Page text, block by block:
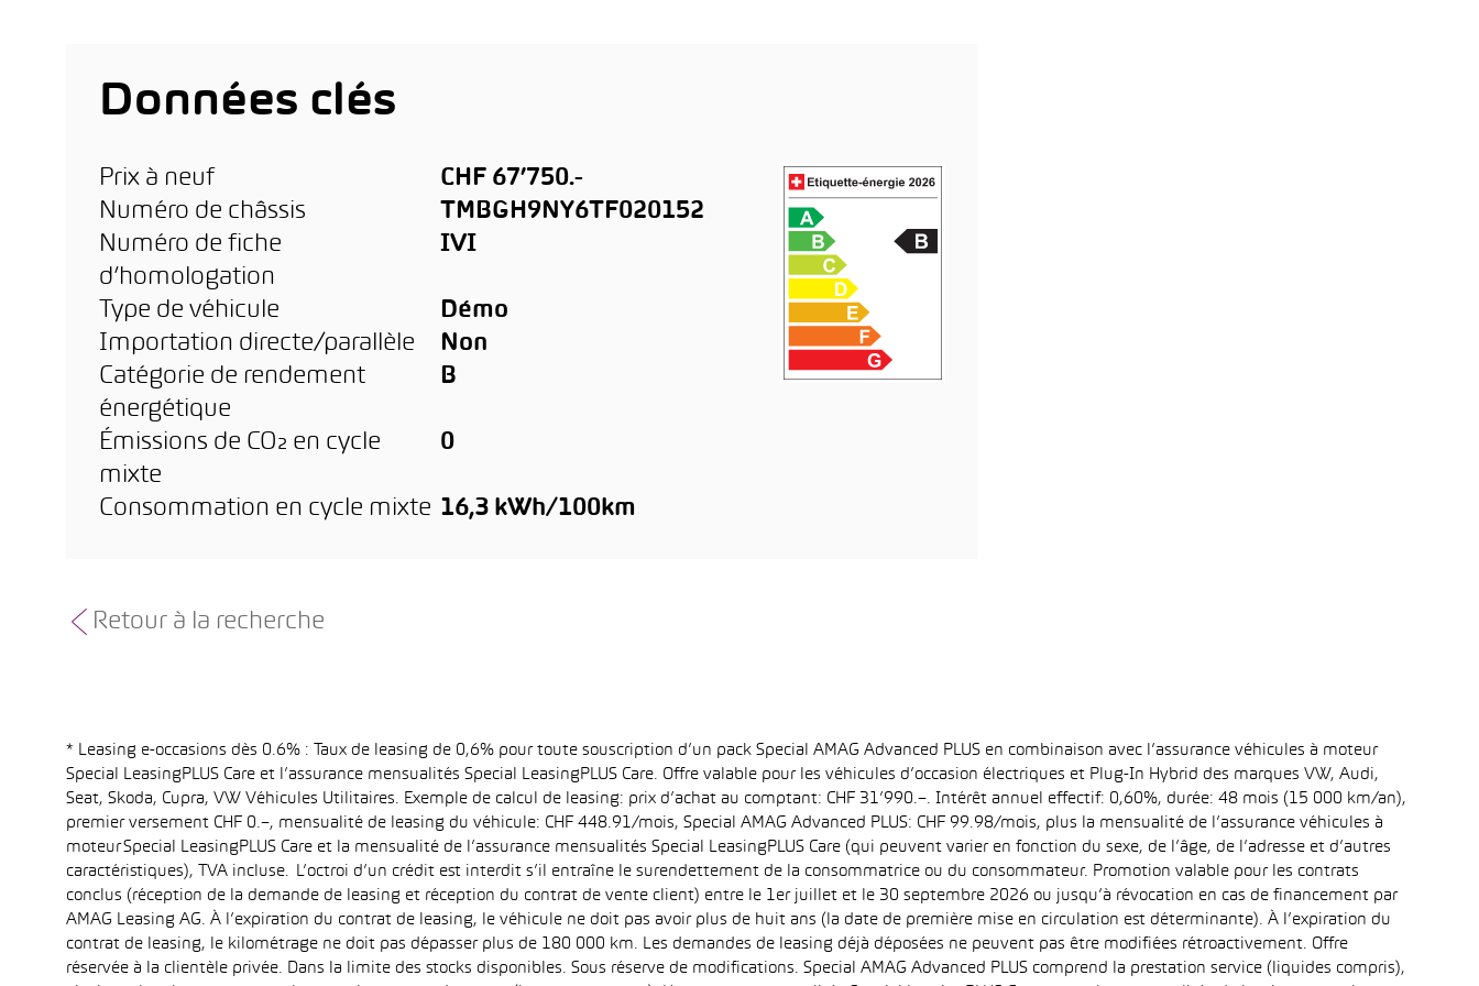
Données clés
Prix à neuf
CHF 67’750.-
Numéro de châssis
TMBGH9NY6TF020152
Numéro de fiche
d’homologation
IVI
Type de véhicule
Démo
Importation directe/parallèle
Non
Catégorie de rendement
énergétique
B
Émissions de CO₂ en cycle
mixte
0
Consommation en cycle mixte 16,3 kWh/100km
Retour à la recherche
* Leasing e-occasions dès 0.6% : Taux de leasing de 0,6% pour toute souscription d’un pack Special AMAG Advanced PLUS en combinaison avec l’assurance véhicules à moteur
Special LeasingPLUS Care et l’assurance mensualités Special LeasingPLUS Care. Offre valable pour les véhicules d’occasion électriques et Plug-In Hybrid des marques VW, Audi,
Seat, Skoda, Cupra, VW Véhicules Utilitaires. Exemple de calcul de leasing: prix d’achat au comptant: CHF 31’990.–. Intérêt annuel effectif: 0,60%, durée: 48 mois (15 000 km/an),
premier versement CHF 0.–, mensualité de leasing du véhicule: CHF 448.91/mois, Special AMAG Advanced PLUS: CHF 99.98/mois, plus la mensualité de l’assurance véhicules à
moteur Special LeasingPLUS Care et la mensualité de l’assurance mensualités Special LeasingPLUS Care (qui peuvent varier en fonction du sexe, de l’âge, de l’adresse et d’autres
caractéristiques), TVA incluse. L’octroi d’un crédit est interdit s’il entraîne le surendettement de la consommatrice ou du consommateur. Promotion valable pour les contrats
conclus (réception de la demande de leasing et réception du contrat de vente client) entre le 1er juillet et le 30 septembre 2026 ou jusqu’à révocation en cas de financement par
AMAG Leasing AG. À l’expiration du contrat de leasing, le véhicule ne doit pas avoir plus de huit ans (la date de première mise en circulation est déterminante). À l’expiration du
contrat de leasing, le kilométrage ne doit pas dépasser plus de 180 000 km. Les demandes de leasing déjà déposées ne peuvent pas être modifiées rétroactivement. Offre
réservée à la clientèle privée. Dans la limite des stocks disponibles. Sous réserve de modifications. Special AMAG Advanced PLUS comprend la prestation service (liquides compris),